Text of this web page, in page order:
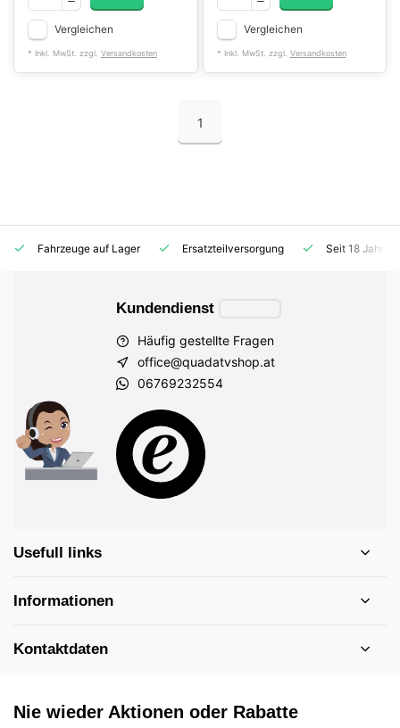
Vergleichen
* Inkl. MwSt. zzgl. Versandkosten
Vergleichen
* Inkl. MwSt. zzgl. Versandkosten
1
Fahrzeuge auf Lager Ersatzteilversorgung Seit 18
Kundendienst
Häufig gestellte Fragen
office@quadatvshop.at
06769232554
Usefull links
Informationen
Kontaktdaten
Nie wieder Aktionen oder Rabatte